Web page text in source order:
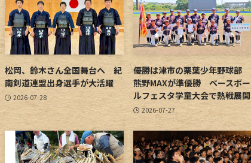
松岡、鈴木さん全国舞台へ 紀
南剣道連盟出身選手が大活躍
2026-07-28
優勝は津市の栗葉少年野球部
熊野MAXが準優勝 ベースボー
ルフェスタ学童大会で熱戦展開
2026-07-27